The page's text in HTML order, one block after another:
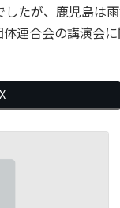
たが、鹿児島は
連合会の講演会に
X